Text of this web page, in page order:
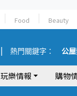
Food Beauty
熱門關鍵字： 公
玩樂情報 購物